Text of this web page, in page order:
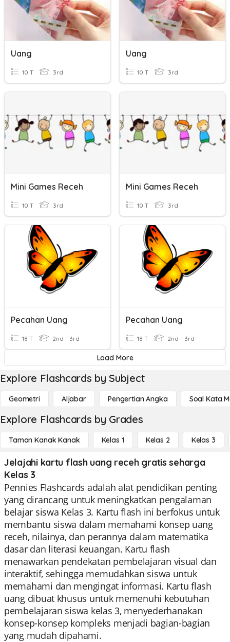
Uang
10 T 3rd
Uang
10 T 3rd
Mini Games Receh
10 T 3rd
Mini Games Receh
10 T 3rd
Pecahan Uang
18 T 2nd - 3rd
Pecahan Uang
18 T 2nd - 3rd
Load More
Explore Flashcards by Subject
Geometri Aljabar Pengertian Angka Soal Kata
Explore Flashcards by Grades
Taman Kanak Kanak Kelas 1 Kelas 2 Kelas 3
Jelajahi kartu flash uang receh gratis seharga
Kelas 3
Pennies Flashcards adalah alat pendidikan penting
yang dirancang untuk meningkatkan pengalaman
belajar siswa Kelas 3. Kartu flash ini berfokus untuk
membantu siswa dalam memahami konsep uang
receh, nilainya, dan perannya dalam matematika
dasar dan literasi keuangan. Kartu flash
menawarkan pendekatan pembelajaran visual dan
interaktif, sehingga memudahkan siswa untuk
memahami dan mengingat informasi. Kartu flash
uang dibuat khusus untuk memenuhi kebutuhan
pembelajaran siswa kelas 3, menyederhanakan
konsep-konsep kompleks menjadi bagian-bagian
yang mudah dipahami.